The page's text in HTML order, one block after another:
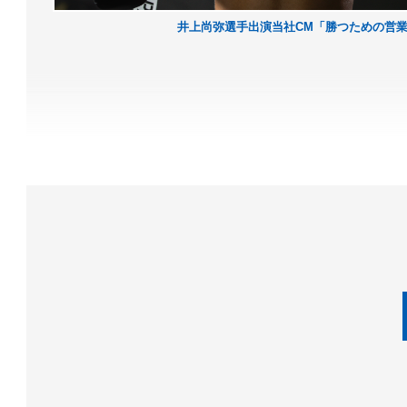
井上尚弥選手出演当社CM「勝つための営